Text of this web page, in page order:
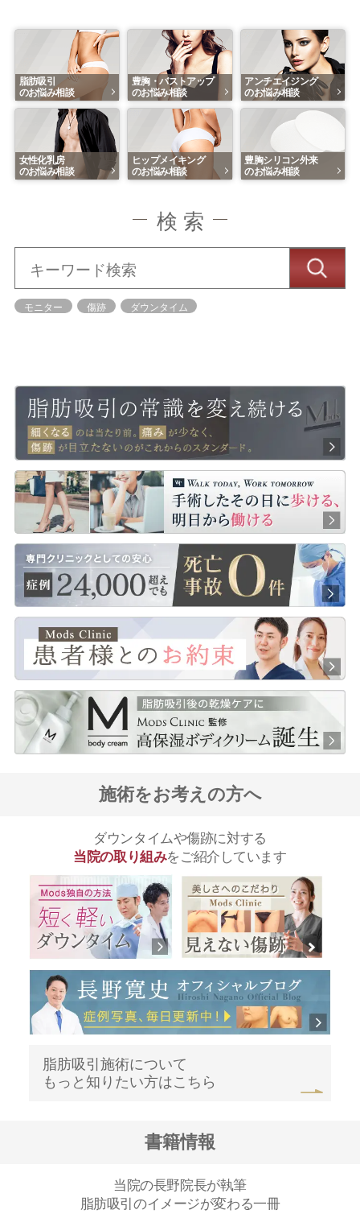
脂肪吸引
のお悩み相談
豊胸・バストアップ
のお悩み相談
アンチエイジング
のお悩み相談
女性化乳房
のお悩み相談
ヒップメイキング
のお悩み相談
豊胸シリコン外来
のお悩み相談
検 索
モニター 傷跡 ダウンタイム
施術をお考えの方へ
ダウンタイムや傷跡に対する
当院の取り組みをご紹介しています
脂肪吸引施術について
もっと知りたい方はこちら
書籍情報
当院の長野院長が執筆
脂肪吸引のイメージが変わる一冊